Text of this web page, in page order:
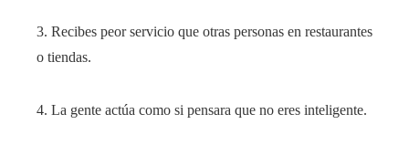
3. Recibes peor servicio que otras personas en restaurantes
o tiendas.
4. La gente actúa como si pensara que no eres inteligente.